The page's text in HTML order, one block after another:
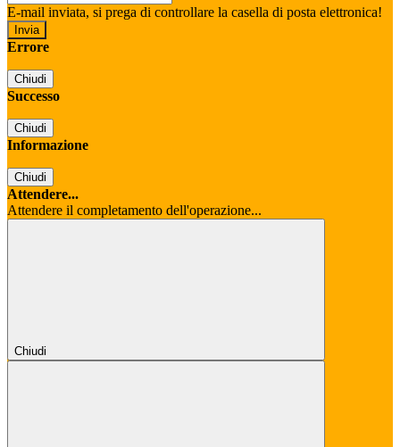
E-mail inviata, si prega di controllare la casella di posta elettronica!
Errore
Chiudi
Successo
Chiudi
Informazione
Chiudi
Attendere...
Attendere il completamento dell'operazione...
Chiudi